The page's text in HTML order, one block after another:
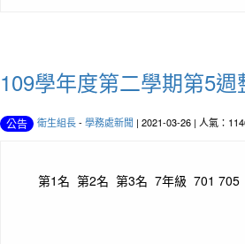
109學年度第二學期第5
公告 衛生組長- 學務處新聞 | 2021-03-26 | 人氣：
第1名 第2名 第3名 7年級 701